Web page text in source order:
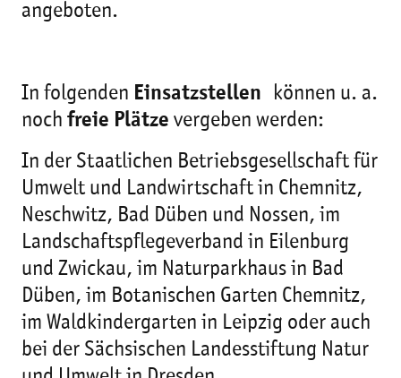
angeboten.
In folgenden Einsatzstellen können u. a.
noch freie Plätze vergeben werden:
In der Staatlichen Betriebsgesellschaft für
Umwelt und Landwirtschaft in Chemnitz,
Neschwitz, Bad Düben und Nossen, im
Landschaftspflegeverband in Eilenburg
und Zwickau, im Naturparkhaus in Bad
Düben, im Botanischen Garten Chemnitz,
im Waldkindergarten in Leipzig oder auch
bei der Sächsischen Landesstiftung Natur